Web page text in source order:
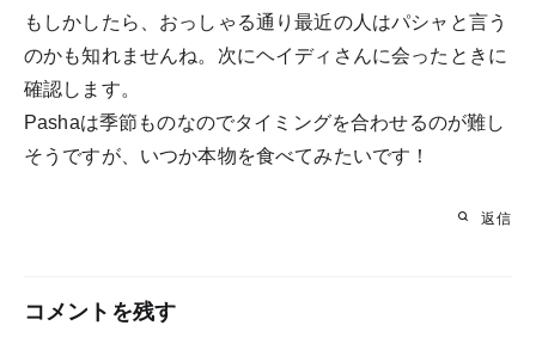
もしかしたら、おっしゃる通り最近の人はパシャと言う
のかも知れませんね。次にヘイディさんに会ったときに
確認します。
Pashaは季節ものなのでタイミングを合わせるのが難し
そうですが、いつか本物を食べてみたいです！
返信
コメントを残す